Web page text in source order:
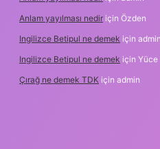
Anlam yayılması nedir için Özden
Ingilizce Betipul ne demek için admin
Ingilizce Betipul ne demek için Yüce
Çırağ ne demek TDK için admin